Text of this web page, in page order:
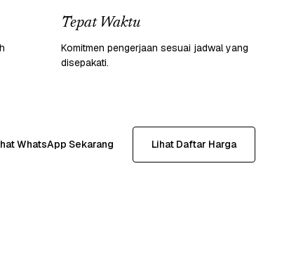
Tepat Waktu
Komitmen pengerjaan sesuai jadwal yang
disepakati.
WhatsApp Sekarang Lihat Daftar Harga